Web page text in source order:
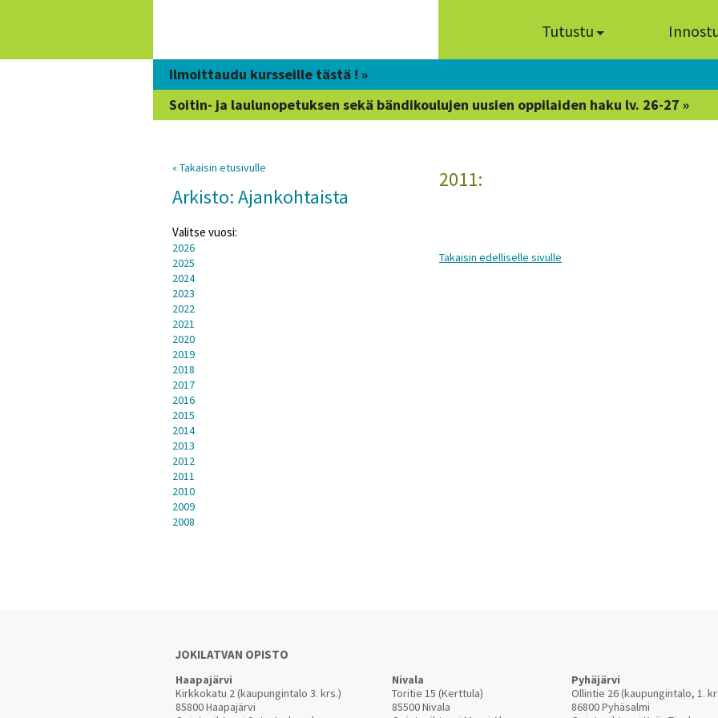
Tutustu
Ilmoittaudu kursseille tästä ! »
Soitin- ja laulunopetuksen sekä bändikoulujen uusien oppilaiden haku lv. 26-27 »
2011:
Takaisin edelliselle sivulle
« Takaisin etusivulle
Arkisto: Ajankohtaista
Valitse vuosi:
2026
2025
2024
2023
2022
2021
2020
2019
2018
2017
2016
2015
2014
2013
2012
2011
2010
2009
2008
JOKILATVAN OPISTO
Haapajärvi
Kirkkokatu 2 (kaupungintalo 3. krs.)
85800 Haapajärvi
Nivala
Toritie 15 (Kerttula)
85500 Nivala
Pyhäjärvi
Ollintie 26 (kaupungintalo, 1.
86800 Pyhäsalmi